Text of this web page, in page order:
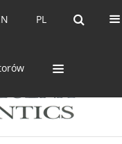
PL PL
EN